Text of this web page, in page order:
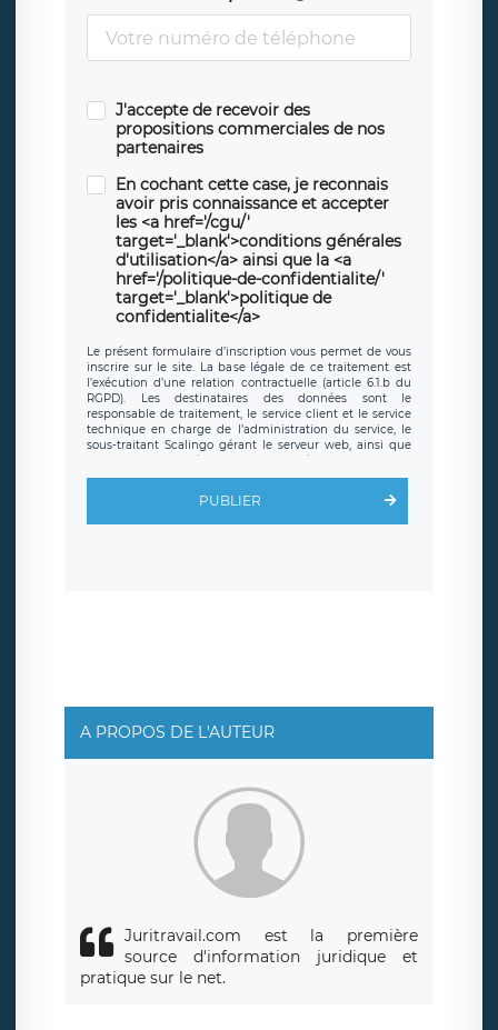
J'accepte de recevoir des
propositions commerciales de nos
partenaires
En cochant cette case, je reconnais
avoir pris connaissance et accepter
les <a href='/cgu/'
target='_blank'>conditions générales
d'utilisation</a> ainsi que la <a
href='/politique-de-confidentialite/'
target='_blank'>politique de
confidentialite</a>
Le présent formulaire d’inscription vous permet de vous
inscrire sur le site. La base légale de ce traitement est
l’exécution d’une relation contractuelle (article 6.1.b du
RGPD). Les destinataires des données sont le
responsable de traitement, le service client et le service
technique en charge de l’administration du service, le
sous-traitant Scalingo gérant le serveur web, ainsi que
d’inscription est hébergé sur un serveur hébergé par
clauses de
protection conformes au RGPD
. Les données collectées
sont conservées jusqu’à ce que l’Internaute en sollicite la
rue Léopold Sédar Senghor, joignable à l’adresse mail :
responsabledetraitement@legavox.fr. Vous avez
également le droit d’introduire une réclamation auprès
d’une autorité de contrôle.
PUBLIER
A PROPOS DE L'AUTEUR
Juritravail.com est la première
source d'information juridique et
pratique sur le net.